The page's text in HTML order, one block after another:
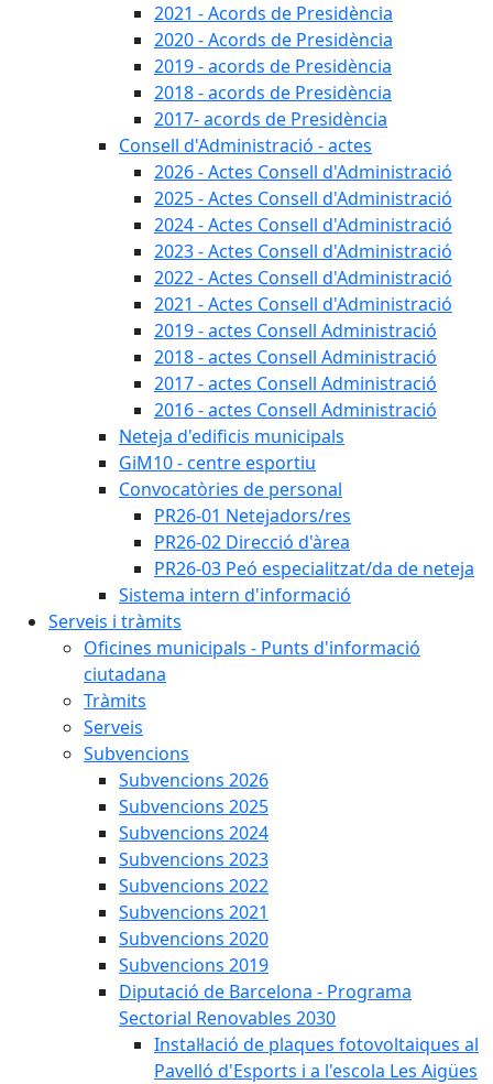
2021 - Acords de Presidència
2020 - Acords de Presidència
2019 - acords de Presidència
2018 - acords de Presidència
2017- acords de Presidència
Consell d'Administració - actes
2026 - Actes Consell d'Administració
2025 - Actes Consell d'Administració
2024 - Actes Consell d'Administració
2023 - Actes Consell d'Administració
2022 - Actes Consell d'Administració
2021 - Actes Consell d'Administració
2019 - actes Consell Administració
2018 - actes Consell Administració
2017 - actes Consell Administració
2016 - actes Consell Administració
Neteja d'edificis municipals
GiM10 - centre esportiu
Convocatòries de personal
PR26-01 Netejadors/res
PR26-02 Direcció d'àrea
PR26-03 Peó especialitzat/da de neteja
Sistema intern d'informació
Serveis i tràmits
Oficines municipals - Punts d'informació
ciutadana
Tràmits
Serveis
Subvencions
Subvencions 2026
Subvencions 2025
Subvencions 2024
Subvencions 2023
Subvencions 2022
Subvencions 2021
Subvencions 2020
Subvencions 2019
Diputació de Barcelona - Programa
Sectorial Renovables 2030
Instal·lació de plaques fotovoltaiques al
Pavelló d'Esports i a l'escola Les Aigües